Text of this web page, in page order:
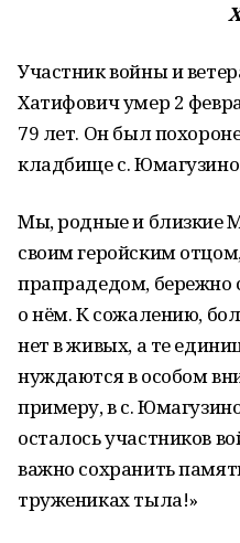
Участник войны и
Хатифович умер 2
79 лет. Он был
кладбище с.
Мы, родные и близкие
своим геройским
прапрадедом, бережно
о нём. К сожалению,
нет в живых, а те
нуждаются в особом
примеру, в с.
осталось участников
важно сохранить
тружениках тыла!»